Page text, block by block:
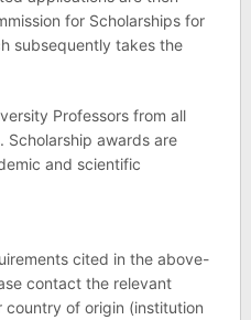
for Scholarships for
subsequently takes the
Professors from all
Scholarship awards are
and scientific
cited in the above-
contact the relevant
of origin (institution